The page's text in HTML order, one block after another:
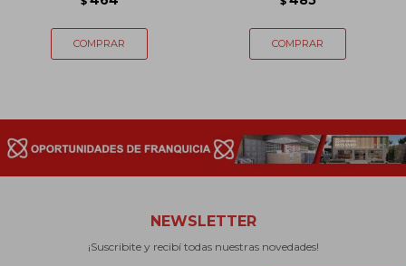
NEWSLETTER
¡Suscribite y recibí todas nuestras novedades!